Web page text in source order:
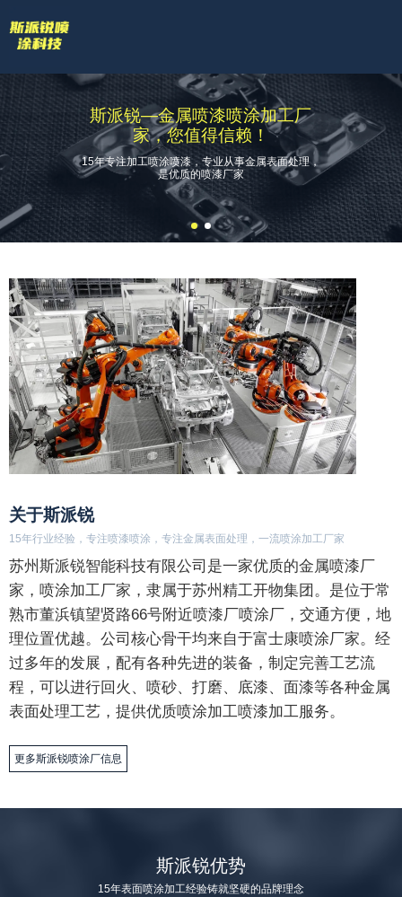
拥有专业的喷涂加工流水线和生产设备
全国服务热线
18601422132
添加微信·专属服务
斯派锐—金属喷漆喷涂加工厂
家，您值得信赖！
15年专注加工喷涂喷漆，专业从事金属表面处理，
是优质的喷漆厂家
关于斯派锐
15年行业经验，专注喷漆喷涂，专注金属表面处理，一流喷涂加工厂家
苏州斯派锐智能科技有限公司是一家优质的金属喷漆厂
家，喷涂加工厂家，隶属于苏州精工开物集团。是位于常
理位置优越。公司核心骨干均来自于富士康喷涂厂家。经
过多年的发展，配有各种先进的装备，制定完善工艺流
程，可以进行回火、喷砂、打磨、底漆、面漆等各种金属
表面处理工艺，提供优质喷涂加工喷漆加工服务。
更多斯派锐喷涂厂信息
关于斯派锐
15年行业经验，专注喷漆喷涂，专注金属表面处理，一流喷涂加工厂家
苏州斯派锐智能科技有限公司是一家优质的金属喷漆厂
家，喷涂加工厂家，隶属于苏州精工开物集团。是位于常
熟市董浜镇望贤路66号附近喷漆厂喷涂厂，交通方便，地
理位置优越。公司核心骨干均来自于富士康喷涂厂家。经
过多年的发展，配有各种先进的装备，制定完善工艺流
程，可以进行回火、喷砂、打磨、底漆、面漆等各种金属
表面处理工艺，提供优质喷涂加工喷漆加工服务。
更多斯派锐喷涂厂信息
斯派锐优势
15年表面喷涂加工经验铸就坚硬的品牌理念